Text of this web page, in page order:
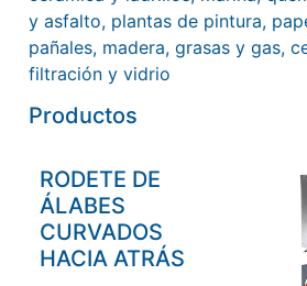
y asfalto, plantas de pintura,
pañales, madera, grasas y gas,
filtración y vidrio
Productos
RODETE DE
ÁLABES
CURVADOS
HACIA ATRÁS